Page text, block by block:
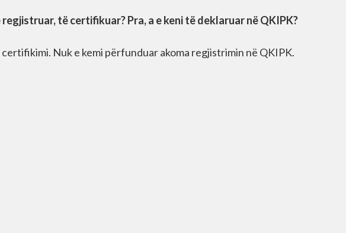
të certifikuar? Pra, a e keni të deklaruar në QKIPK?
Nuk e kemi përfunduar akoma regjistrimin në QKIPK.